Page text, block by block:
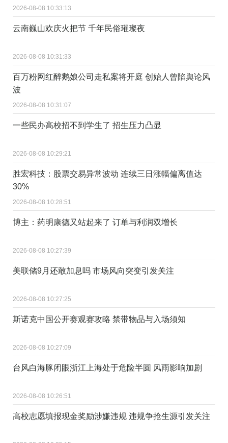
2026-08-08 10:33:13
云南巍山欢庆火把节 千年民俗璀璨夜
2026-08-08 10:31:33
百万粉网红醉鹅娘公司走私案将开庭 创始人曾陷舆论风
波
2026-08-08 10:31:07
一些民办高校招不到学生了 招生压力凸显
2026-08-08 10:29:21
胜宏科技：股票交易异常波动 连续三日涨幅偏离值达
30%
2026-08-08 10:28:51
博主：药明康德又站起来了 订单与利润双增长
2026-08-08 10:27:39
美联储9月还敢加息吗 市场风向突变引发关注
2026-08-08 10:27:25
斯诺克中国公开赛观赛攻略 禁带物品与入场须知
2026-08-08 10:27:09
台风白海豚闭眼浙江上海处于危险半圆 风雨影响加剧
2026-08-08 10:26:51
高校志愿填报现金奖励涉嫌违规 违规争抢生源引发关注